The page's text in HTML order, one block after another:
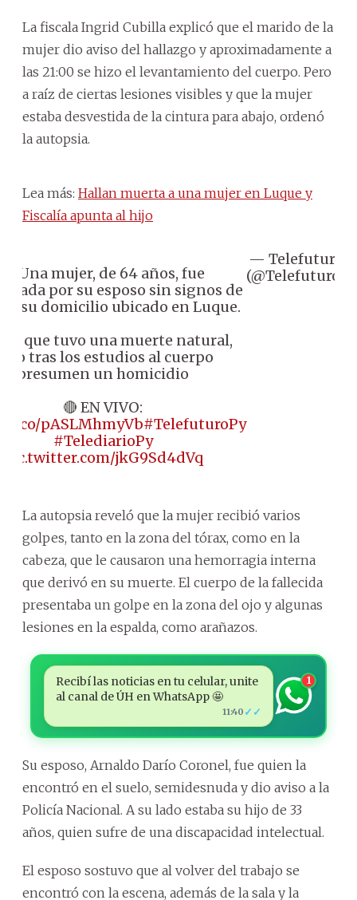
La fiscala Ingrid Cubilla explicó que el marido de la
mujer dio aviso del hallazgo y aproximadamente a
las 21:00 se hizo el levantamiento del cuerpo. Pero
a raíz de ciertas lesiones visibles y que la mujer
estaba desvestida de la cintura para abajo, ordenó
la autopsia.
Lea más: Hallan muerta a una mujer en Luque y
Fiscalía apunta al hijo
📌 Una mujer, de 64 años, fue
por su esposo sin signos de
su domicilio ubicado en Luque.
que tuvo una muerte natural,
tras los estudios al cuerpo
presumen un homicidio
🔴 EN VIVO:
t.co/pASLMhmyVb#TelefuturoPy
#TelediarioPy
pic.twitter.com/jkG9Sd4dVq
— Telefuturo
(@Telefuturo)
La autopsia reveló que la mujer recibió varios
golpes, tanto en la zona del tórax, como en la
cabeza, que le causaron una hemorragia interna
que derivó en su muerte. El cuerpo de la fallecida
presentaba un golpe en la zona del ojo y algunas
lesiones en la espalda, como arañazos.
Recibí las noticias en tu celular, unite
al canal de ÚH en WhatsApp 🤩
11:40 ✓✓
1
Su esposo, Arnaldo Darío Coronel, fue quien la
encontró en el suelo, semidesnuda y dio aviso a la
Policía Nacional. A su lado estaba su hijo de 33
años, quien sufre de una discapacidad intelectual.
El esposo sostuvo que al volver del trabajo se
encontró con la escena, además de la sala y la